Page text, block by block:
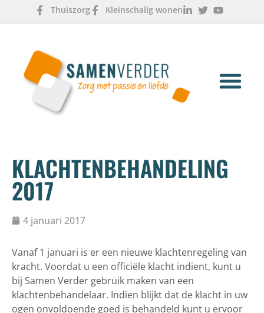
Thuiszorg Kleinschalig wonen
KLACHTENBEHANDELING
2017
4 januari 2017
Vanaf 1 januari is er een nieuwe klachtenregeling van
kracht. Voordat u een officiële klacht indient, kunt u
bij Samen Verder gebruik maken van een
klachtenbehandelaar. Indien blijkt dat de klacht in uw
ogen onvoldoende goed is behandeld kunt u ervoor